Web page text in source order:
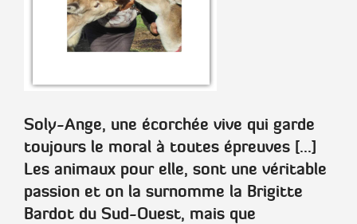
Soly-Ange, une écorchée vive qui garde
toujours le moral à toutes épreuves [...]
Les animaux pour elle, sont une véritable
passion et on la surnomme la Brigitte
Bardot du Sud-Ouest, mais que